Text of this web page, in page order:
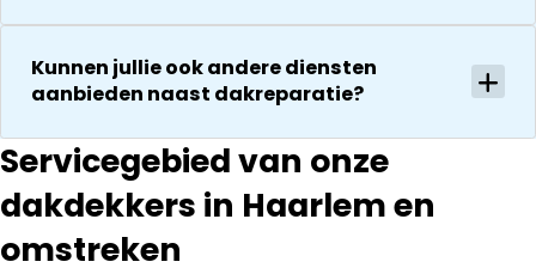
communeren
ze goed en
Kunnen jullie ook andere diensten
aanbieden naast dakreparatie?
Servicegebied van onze
dakdekkers in Haarlem en
omstreken